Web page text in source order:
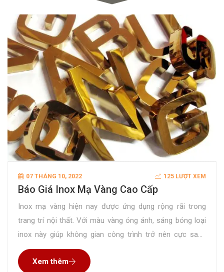
07 THÁNG 10, 2022 125 LƯỢT XEM
Báo Giá Inox Mạ Vàng Cao Cấp
Inox mạ vàng hiện nay được ứng dụng rộng rãi trong
trang trí nội thất. Với màu vàng óng ánh, sáng bóng loại
inox này giúp không gian công trình trở nên cực sang
trọng và đẳng cấp. Nếu Quý vị đang cần báo giá inox mạ
vàng cao cấp thì hãy xem dõi bài
Xem thêm